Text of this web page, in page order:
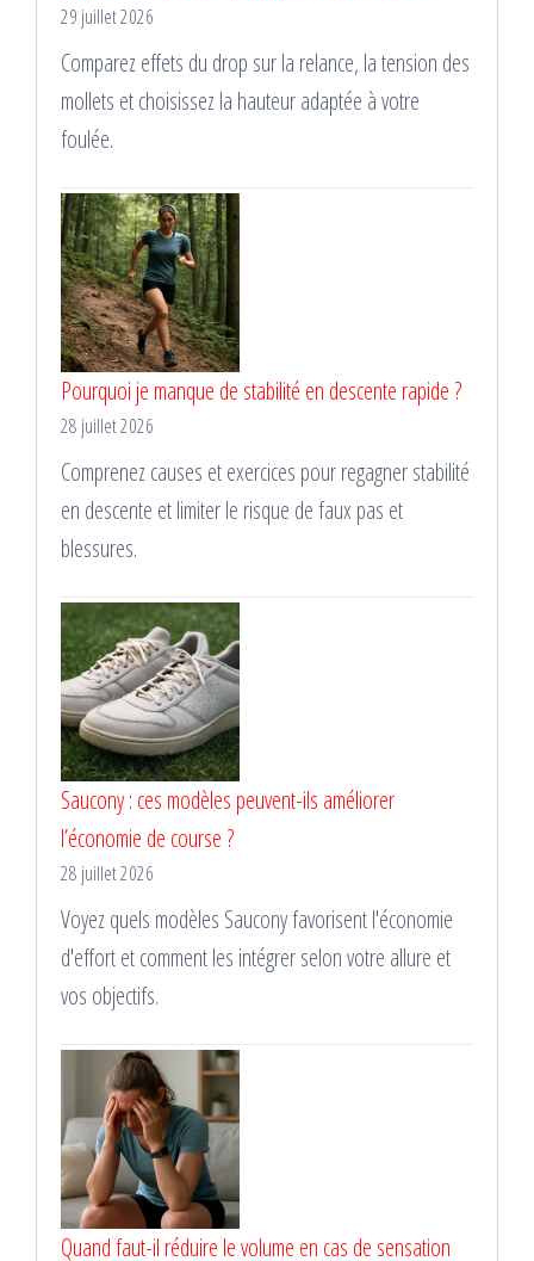
29 juillet 2026
Comparez effets du drop sur la relance, la tension des
mollets et choisissez la hauteur adaptée à votre
foulée.
Pourquoi je manque de stabilité en descente rapide ?
28 juillet 2026
Comprenez causes et exercices pour regagner stabilité
en descente et limiter le risque de faux pas et
blessures.
Saucony : ces modèles peuvent-ils améliorer
l’économie de course ?
28 juillet 2026
Voyez quels modèles Saucony favorisent l'économie
d'effort et comment les intégrer selon votre allure et
vos objectifs.
Quand faut-il réduire le volume en cas de sensation